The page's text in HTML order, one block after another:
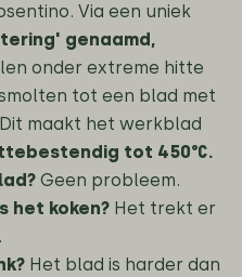
Via een uniek
genaamd,
onder extreme hitte
tot een blad met
maakt het werkblad
tot 450°C.
Geen probleem.
het koken? Het trekt er
Het blad is harder dan